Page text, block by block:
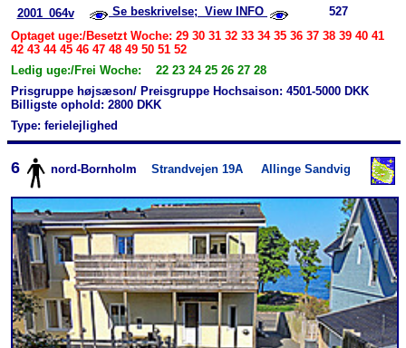
2001_064v
Se beskrivelse; View INFO
527
Optaget uge:/Besetzt Woche: 29 30 31 32 33 34 35 36 37 38 39 40 41
42 43 44 45 46 47 48 49 50 51 52
Ledig uge:/Frei Woche: 22 23 24 25 26 27 28
Prisgruppe højsæson/ Preisgruppe Hochsaison: 4501-5000 DKK
Billigste ophold: 2800 DKK
Type: ferielejlighed
6 nord-Bornholm Strandvejen 19A Allinge Sandvig